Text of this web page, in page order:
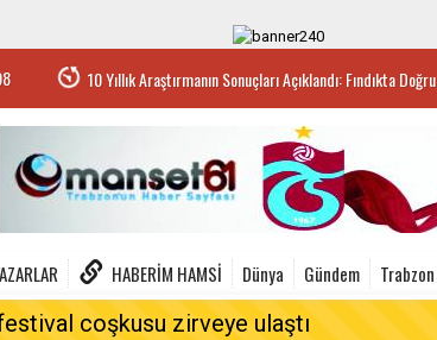
10 Yıllık Araştırmanın Sonuçları Açıklandı: Fındıkta Doğru...
HABERIM HAMSI Dünya Gündem Trabzon
festival coşkusu zirveye ulaştı